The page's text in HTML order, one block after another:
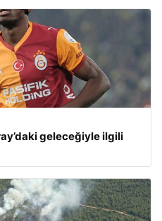
geleceğiyle ilgili